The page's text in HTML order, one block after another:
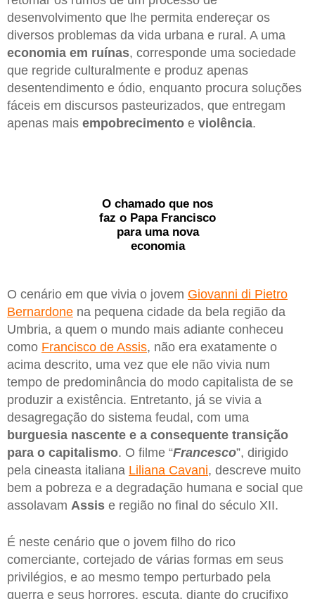
desenvolvimento que lhe permita endereçar os
diversos problemas da vida urbana e rural. A uma
economia em ruínas, corresponde uma sociedade
que regride culturalmente e produz apenas
desentendimento e ódio, enquanto procura soluções
fáceis em discursos pasteurizados, que entregam
apenas mais empobrecimento e violência.
O chamado que nos
faz o Papa Francisco
para uma nova
economia
O cenário em que vivia o jovem Giovanni di Pietro
Bernardone na pequena cidade da bela região da
Umbria, a quem o mundo mais adiante conheceu
como Francisco de Assis, não era exatamente o
acima descrito, uma vez que ele não vivia num
tempo de predominância do modo capitalista de se
produzir a existência. Entretanto, já se vivia a
desagregação do sistema feudal, com uma
burguesia nascente e a consequente transição
para o capitalismo. O filme “Francesco”, dirigido
pela cineasta italiana Liliana Cavani, descreve muito
bem a pobreza e a degradação humana e social que
assolavam Assis e região no final do século XII.
É neste cenário que o jovem filho do rico
comerciante, cortejado de várias formas em seus
privilégios, e ao mesmo tempo perturbado pela
guerra e seus horrores, escuta, diante do crucifixo